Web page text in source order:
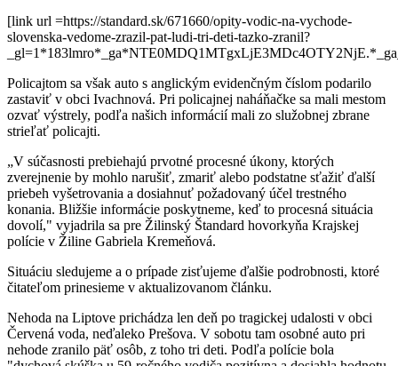
[link url =https://standard.sk/671660/opity-vodic-na-vychode-
slovenska-vedome-zrazil-pat-ludi-tri-deti-tazko-zranil?
Policajtom sa však auto s anglickým evidenčným číslom podarilo
zastaviť v obci Ivachnová. Pri policajnej naháňačke sa mali mestom
ozvať výstrely, podľa našich informácií mali zo služobnej zbrane
strieľať policajti.
„V súčasnosti prebiehajú prvotné procesné úkony, ktorých
zverejnenie by mohlo narušiť, zmariť alebo podstatne sťažiť ďalší
priebeh vyšetrovania a dosiahnuť požadovaný účel trestného
konania. Bližšie informácie poskytneme, keď to procesná situácia
dovolí," vyjadrila sa pre Žilinský Štandard hovorkyňa Krajskej
polície v Žiline Gabriela Kremeňová.
Situáciu sledujeme a o prípade zisťujeme ďalšie podrobnosti, ktoré
čitateľom prinesieme v aktualizovanom článku.
Nehoda na Liptove prichádza len deň po tragickej udalosti v obci
Červená voda, neďaleko Prešova. V sobotu tam osobné auto pri
nehode zranilo päť osôb, z toho tri deti. Podľa polície bola